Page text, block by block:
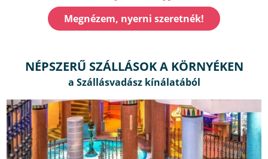
Megnézem, nyerni szeretnék!
NÉPSZERŰ SZÁLLÁSOK A KÖRNYÉKEN